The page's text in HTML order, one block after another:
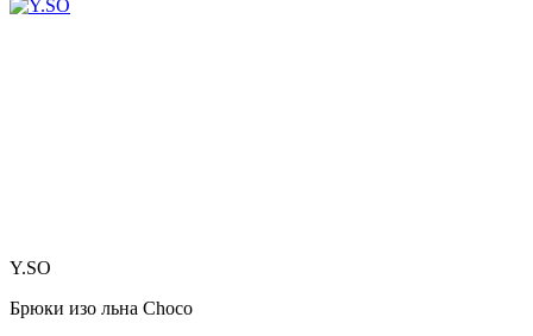
Y.SO
Брюки изо льна Choco